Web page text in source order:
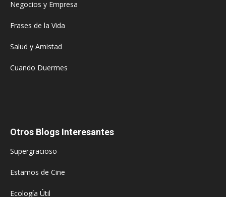
Negocios y Empresa
Frases de la Vida
Salud y Amistad
Cuando Duermes
Otros Blogs Interesantes
Supergracioso
Estamos de Cine
Ecología Útil